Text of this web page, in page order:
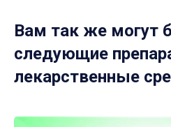
Вам так же могут
следующие
лекарственные